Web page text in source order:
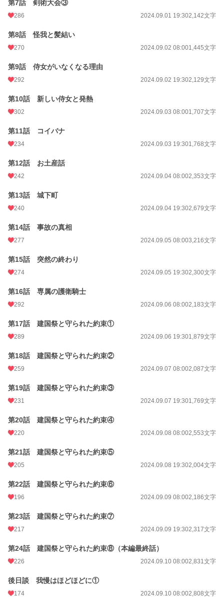
第7話 剣術大会③
286 2024.09.01 19:302,142文字
第8話 怪我と髪結い
270 2024.09.02 08:001,445文字
第9話 侍女がいなくなる理由
292 2024.09.02 19:302,129文字
第10話 新しい侍女と発熱
302 2024.09.03 08:001,707文字
第11話 コイバナ
234 2024.09.03 19:301,768文字
第12話 お土産話
242 2024.09.04 08:002,353文字
第13話 城下町
240 2024.09.04 19:302,679文字
第14話 事故の真相
277 2024.09.05 08:003,216文字
第15話 突然の終わり
274 2024.09.05 19:302,300文字
第16話 専属の護衛騎士
292 2024.09.06 08:002,183文字
第17話 建国祭と守られた約束①
289 2024.09.06 19:301,879文字
第18話 建国祭と守られた約束②
259 2024.09.07 08:002,087文字
第19話 建国祭と守られた約束③
231 2024.09.07 19:301,769文字
第20話 建国祭と守られた約束④
220 2024.09.08 08:002,553文字
第21話 建国祭と守られた約束⑤
205 2024.09.08 19:302,004文字
第22話 建国祭と守られた約束⑥
196 2024.09.09 08:002,186文字
第23話 建国祭と守られた約束⑦
217 2024.09.09 19:302,317文字
第24話 建国祭と守られた約束⑧（本編最終話）
226 2024.09.10 08:002,831文字
後日談 我慢はほどほどに①
174 2024.09.10 08:002,808文字